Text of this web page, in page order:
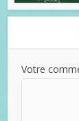
Votre